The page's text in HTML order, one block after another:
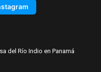
del Río Indio en Panamá